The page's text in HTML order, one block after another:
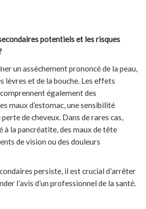
potentiels et les risques
un assèchement prononcé de la peau,
lèvres et de la bouche. Les effets
également des
maux d’estomac, une sensibilité
de cheveux. Dans de rares cas,
à la pancréatite, des maux de tête
de vision ou des douleurs
persiste, il est crucial d’arrêter
l’avis d’un professionnel de la santé.